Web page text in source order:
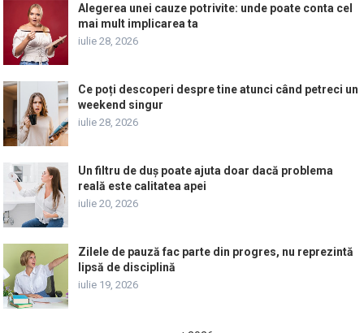
Alegerea unei cauze potrivite: unde poate conta cel
mai mult implicarea ta
iulie 28, 2026
Ce poți descoperi despre tine atunci când petreci un
weekend singur
iulie 28, 2026
Un filtru de duș poate ajuta doar dacă problema
reală este calitatea apei
iulie 20, 2026
Zilele de pauză fac parte din progres, nu reprezintă
lipsă de disciplină
iulie 19, 2026